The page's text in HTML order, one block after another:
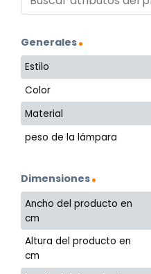
Generales
Estilo
Color
Material
peso de la lámpara
Dimensiones
Ancho del producto en
cm
Altura del producto en
cm